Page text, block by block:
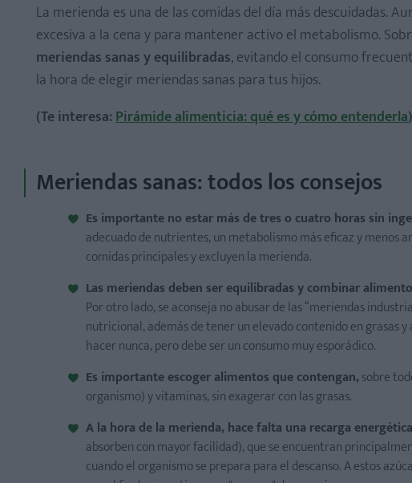
La merienda es una de las comidas del día más descuidadas.
excesiva a la cena y para mantener activo el metabolismo.
meriendas sanas y equilibradas, evitando el consumo
la hora de elegir meriendas sanas para tus hijos.
(Te interesa:Pirámide alimenticia: qué es y cómo entenderla)
Meriendas sanas: todos los consejos
Es importante no estar más de tres o cuatro horas sin
adecuado de nutrientes, un metabolismo más eficaz y menos
comidas principales y excluyen la merienda.
Las meriendas deben ser equilibradas y combinar
Por otro lado, se aconseja no abusar de las “meriendas
nutricional, además de tener un elevado contenido en grasas
hacer nunca, pero debe ser un consumo muy esporádico.
Es importante escoger alimentos que contengan,sobre
organismo) y vitaminas, sin exagerar con las grasas.
A la hora de la merienda, hace falta una recarga
absorben con mayor facilidad), que se encuentran
cuando el organismo se prepara para el descanso. A estos